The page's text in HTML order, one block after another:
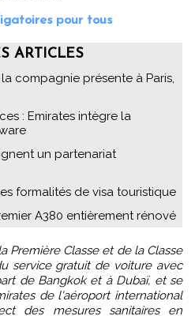
pour tous
ARTICLES
compagnie présente à Paris,
: Emirates intègre la
un partenariat
formalités de visa touristique
A380 entièrement rénové
service gratuit de voiture avec
de Bangkok et à Dubaï, et se
de l'aéroport international
des mesures sanitaires en